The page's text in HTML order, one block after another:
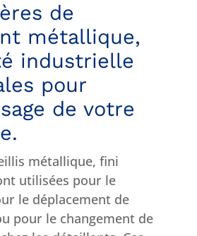
de
métallique,
industrielle
pour
de votre
métallique, fini
utilisées pour le
le déplacement de
pour le changement de